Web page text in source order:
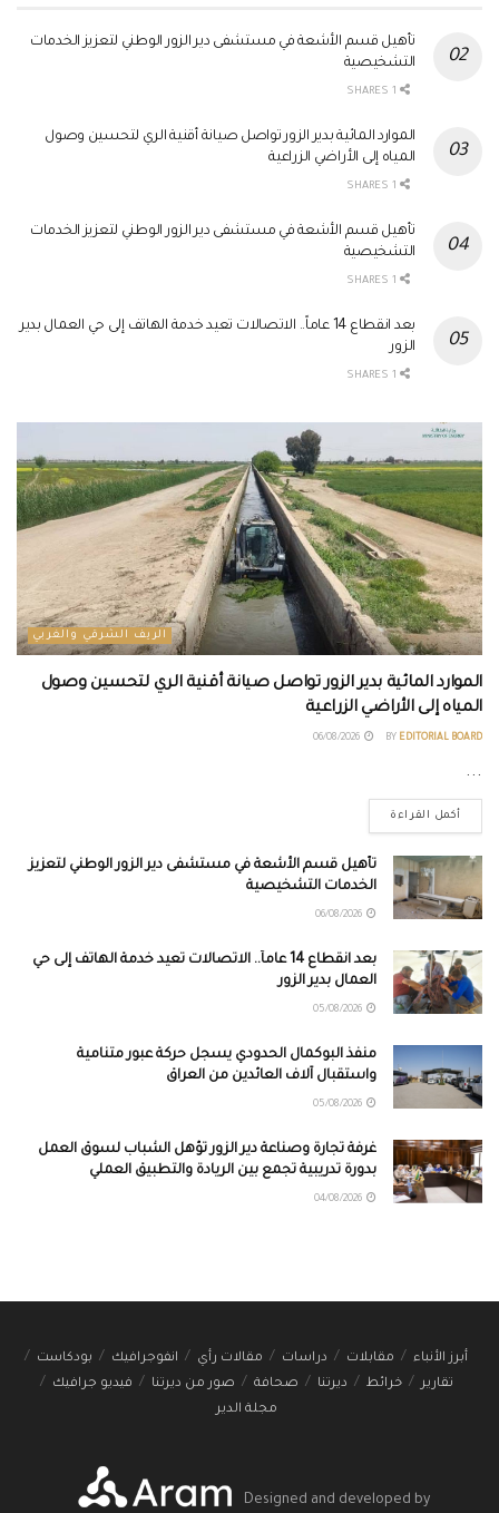
تأهيل قسم الأشعة في مستشفى دير الزور الوطني لتعزيز الخدمات
التشخيصية
الموارد المائية بدير الزور تواصل صيانة أقنية الري لتحسين وصول
المياه إلى الأراضي الزراعية
تأهيل قسم الأشعة في مستشفى دير الزور الوطني لتعزيز الخدمات
التشخيصية
بعد انقطاع 14 عاماً.. الاتصالات تعيد خدمة الهاتف إلى حي العمال بدير
الزور
الريف الشرقي والغربي
الموارد المائية بدير الزور تواصل صيانة أقنية الري لتحسين وصول
المياه إلى الأراضي الزراعية
BY EDITORIAL BOARD
...
أكمل القراءة
تأهيل قسم الأشعة في مستشفى دير الزور الوطني لتعزيز
الخدمات التشخيصية
بعد انقطاع 14 عاماً.. الاتصالات تعيد خدمة الهاتف إلى حي
العمال بدير الزور
منفذ البوكمال الحدودي يسجل حركة عبور متنامية
واستقبال آلاف العائدين من العراق
غرفة تجارة وصناعة دير الزور تؤهل الشباب لسوق العمل
بدورة تدريبية تجمع بين الريادة والتطبيق العملي
أبرز الأنباء مقابلات دراسات مقالات رأي انفوجرافيك
بودكاست
تقارير
خرائط ديرتنا صحافة صور من ديرتنا
فيديو جرافيك
مجلة الدير
Designed and developed by